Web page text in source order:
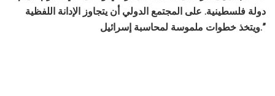
دولة فلسطينية. على المجتمع الدولي أن يتجاوز الإدانة اللفظية
ويتخذ خطوات ملموسة لمحاسبة إسرائيل.”